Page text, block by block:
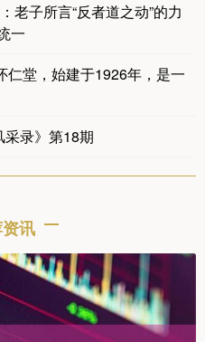
老子所言“反者道之动”的力
一
仁堂，始建于1926年，是一
采录》第18期
讯